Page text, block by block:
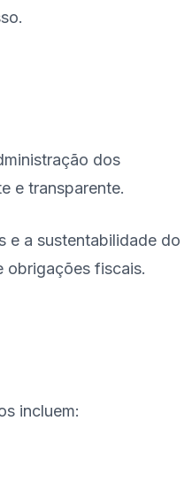
dos
e transparente.
e a sustentabilidade do
obrigações fiscais.
incluem: